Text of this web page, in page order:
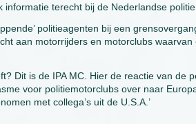
terecht bij de Nederlandse
politieagenten bij een
aan motorrijders en motorclubs
Dit is de IPA MC. Hier de reactie van de
voor politiemotorclubs over naar
met collega’s uit de U.S.A.’